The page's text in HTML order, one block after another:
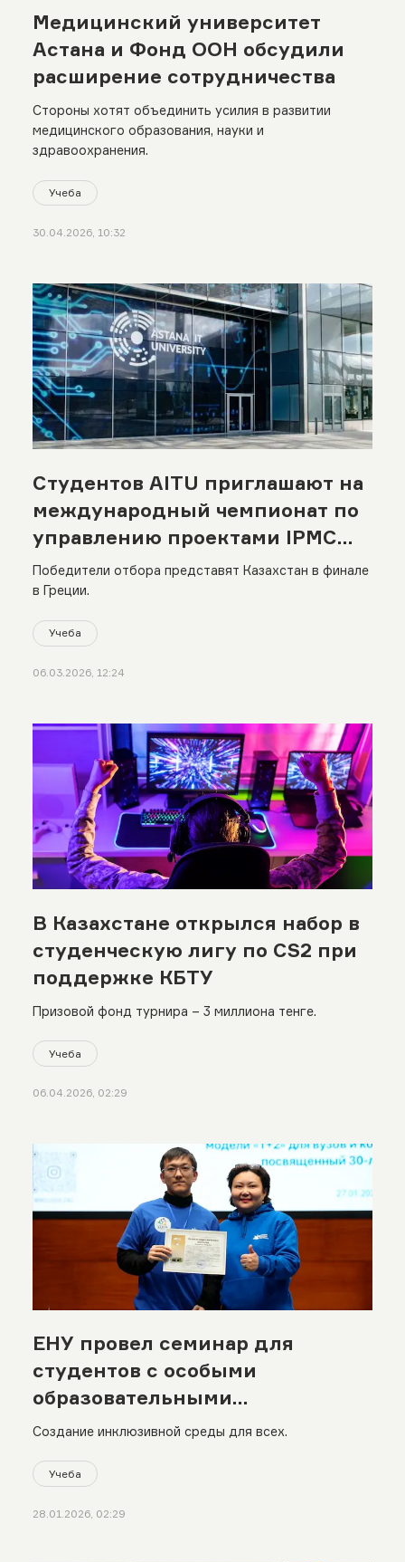
Медицинский университет
Астана и Фонд ООН обсудили
расширение сотрудничества
Стороны хотят объединить усилия в развитии
медицинского образования, науки и
здравоохранения.
Учеба
30.04.2026, 10:32
Студентов AITU приглашают на
международный чемпионат по
управлению проектами IPMC
2026
Победители отбора представят Казахстан в финале
в Греции.
Учеба
06.03.2026, 12:24
В Казахстане открылся набор в
студенческую лигу по CS2 при
поддержке КБТУ
Призовой фонд турнира – 3 миллиона тенге.
Учеба
06.04.2026, 02:29
ЕНУ провел семинар для
студентов с особыми
образовательными
потребностями
Создание инклюзивной среды для всех.
Учеба
28.01.2026, 02:29